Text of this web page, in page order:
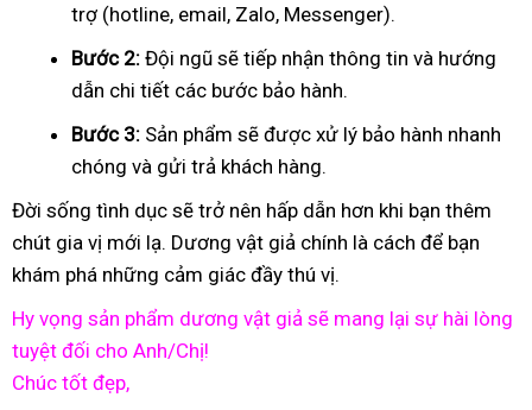
trợ (hotline, email, Zalo, Messenger).
Bước 2: Đội ngũ sẽ tiếp nhận thông tin và hướng
dẫn chi tiết các bước bảo hành.
Bước 3: Sản phẩm sẽ được xử lý bảo hành nhanh
chóng và gửi trả khách hàng.
Đời sống tình dục sẽ trở nên hấp dẫn hơn khi bạn thêm
chút gia vị mới lạ. Dương vật giả chính là cách để bạn
khám phá những cảm giác đầy thú vị.
Hy vọng sản phẩm dương vật giả sẽ mang lại sự hài lòng
tuyệt đối cho Anh/Chị!
Chúc tốt đẹp,